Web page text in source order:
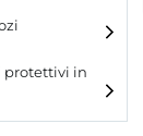
protettivi in